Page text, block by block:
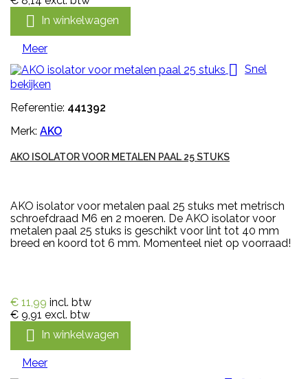
 In winkelwagen
Meer
 Snel
bekijken
Referentie: 441392
Merk: AKO
AKO ISOLATOR VOOR METALEN PAAL 25 STUKS
AKO isolator voor metalen paal 25 stuks met metrisch
schroefdraad M6 en 2 moeren. De AKO isolator voor
metalen paal 25 stuks is geschikt voor lint tot 40 mm
breed en koord tot 6 mm. Momenteel niet op voorraad!
€ 11,99 incl. btw
€ 9,91 excl. btw
 In winkelwagen
Meer